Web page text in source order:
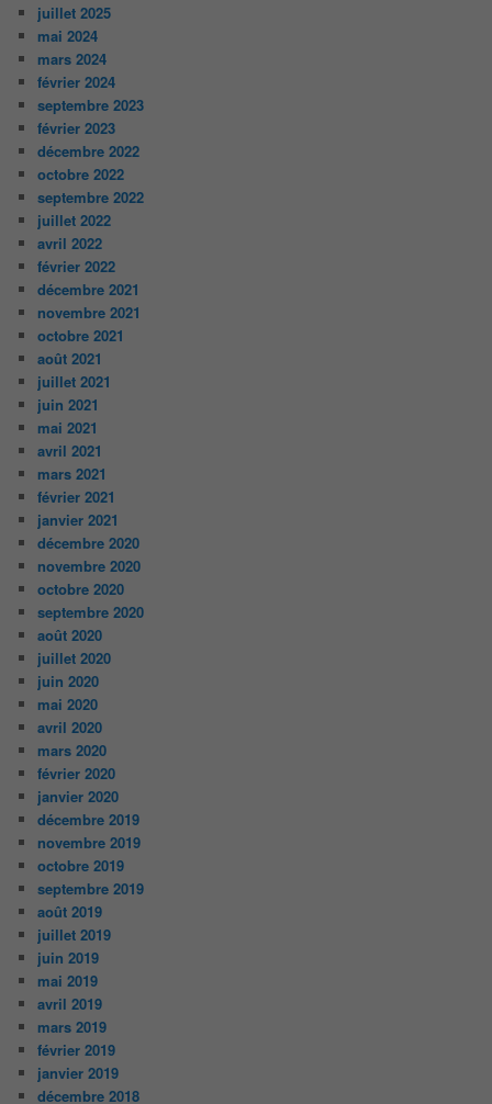
juillet 2025
mai 2024
mars 2024
février 2024
septembre 2023
février 2023
décembre 2022
octobre 2022
septembre 2022
juillet 2022
avril 2022
février 2022
décembre 2021
novembre 2021
octobre 2021
août 2021
juillet 2021
juin 2021
mai 2021
avril 2021
mars 2021
février 2021
janvier 2021
décembre 2020
novembre 2020
octobre 2020
septembre 2020
août 2020
juillet 2020
juin 2020
mai 2020
avril 2020
mars 2020
février 2020
janvier 2020
décembre 2019
novembre 2019
octobre 2019
septembre 2019
août 2019
juillet 2019
juin 2019
mai 2019
avril 2019
mars 2019
février 2019
janvier 2019
décembre 2018